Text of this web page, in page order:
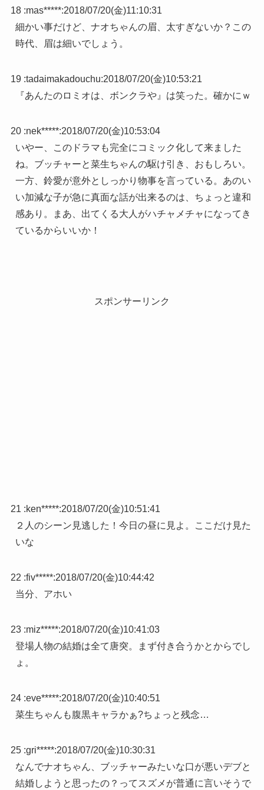
18 :mas*****:2018/07/20(金)11:10:31
細かい事だけど、ナオちゃんの眉、太すぎないか？この
時代、眉は細いでしょう。
19 :tadaimakadouchu:2018/07/20(金)10:53:21
『あんたのロミオは、ボンクラや』は笑った。確かにｗ
20 :nek*****:2018/07/20(金)10:53:04
いやー、このドラマも完全にコミック化して来ました
ね。ブッチャーと菜生ちゃんの駆け引き、おもしろい。
一方、鈴愛が意外としっかり物事を言っている。あのい
い加減な子が急に真面な話が出来るのは、ちょっと違和
感あり。まあ、出てくる大人がハチャメチャになってき
ているからいいか！
スポンサーリンク
21 :ken*****:2018/07/20(金)10:51:41
２人のシーン見逃した！今日の昼に見よ。ここだけ見た
いな
22 :fiv*****:2018/07/20(金)10:44:42
当分、アホい
23 :miz*****:2018/07/20(金)10:41:03
登場人物の結婚は全て唐突。まず付き合うかとからでし
ょ。
24 :eve*****:2018/07/20(金)10:40:51
菜生ちゃんも腹黒キャラかぁ?ちょっと残念…
25 :gri*****:2018/07/20(金)10:30:31
なんでナオちゃん、ブッチャーみたいな口が悪いデブと
結婚しようと思ったの？ってスズメが普通に言いそうで